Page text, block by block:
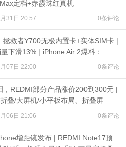
定档+赤霞珠红真机
31日 20:57 0条评论
拯救者Y700无极内置卡+实体SIM卡 |
下滑13% | iPhone Air 2爆料：
池
07日 22:00 0条评论
，REDMI部分产品涨价200到300元 |
叠/大屏机/小平板布局、折叠屏
06日 21:06 0条评论
增距镜发布 | REDMI Note17预